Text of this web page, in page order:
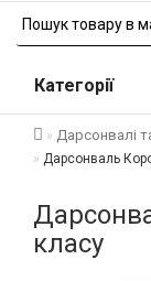
Категорії
Дарсонвалі
Дарсонваль
класу